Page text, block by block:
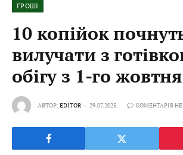
ГРОШІ
10 копійок
вилучати з
обігу з 1-го
АВТОР:EDITOR 29.07.2025 КОМЕНТАРІВ